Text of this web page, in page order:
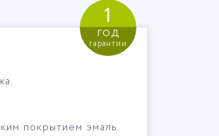
1
год
гарантии
покрытием эмаль.